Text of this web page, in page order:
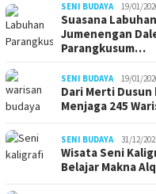
SENI BUDAYA 19/01/
Suasana
Jumenengan
Parangkusum…
SENI BUDAYA 19/01/
Dari Merti
Menjaga 245
SENI BUDAYA 31/12/
Wisata Seni
Belajar Makna